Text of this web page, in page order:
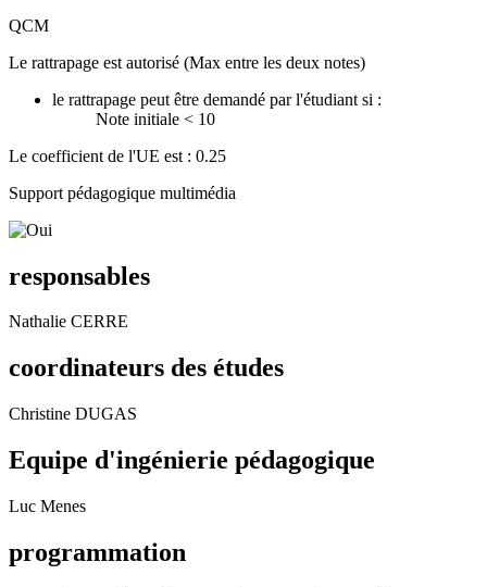
QCM
Le rattrapage est autorisé (Max entre les deux notes)
le rattrapage peut être demandé par l'étudiant si :
Note initiale < 10
Le coefficient de l'UE est : 0.25
Support pédagogique multimédia
responsables
Nathalie CERRE
coordinateurs des études
Christine DUGAS
Equipe d'ingénierie pédagogique
Luc Menes
programmation